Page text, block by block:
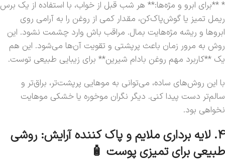
* **برای ابرو و مژه‌ها:** هر شب قبل از خواب، با استفاده از یک برس
ریمل تمیز یا گوش‌پاک‌کن، مقدار کمی از روغن را به آرامی روی
ابروها و ریشه مژه‌هایت بمال. مراقب باش وارد چشمت نشود. این
روش به مرور زمان باعث پرپشتی و تقویت آن‌ها می‌شود. این هم
یک **کاربرد مهم روغن بادام شیرین** برای زیبایی طبیعی توست.
با این روش‌های ساده، می‌توانی به موهایی پرپشت‌تر، براق‌تر و
سالم‌تر دست پیدا کنی. دیگر نگران موخوره یا خشکی موهایت
نخواهی بود.
4. لایه برداری ملایم و پاک کننده آرایش: روشی
طبیعی برای تمیزی پوست 🧴